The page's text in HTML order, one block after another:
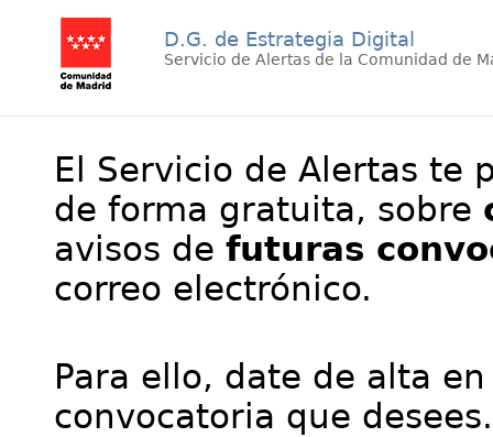
D.G. de Estrategia Digital
Servicio de Alertas de la Comunidad de
El Servicio de Alertas te
de forma gratuita, sobre
avisos de futuras
correo electrónico.
Para ello, date de alta
convocatoria que desees.